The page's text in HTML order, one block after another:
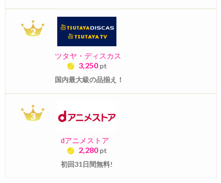
ツタヤ・ディスカス
3,250 pt
国内最大級の品揃え！
dアニメストア
2,280 pt
初回31日間無料!